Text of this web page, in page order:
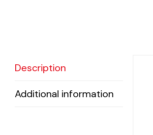
Description
Additional information